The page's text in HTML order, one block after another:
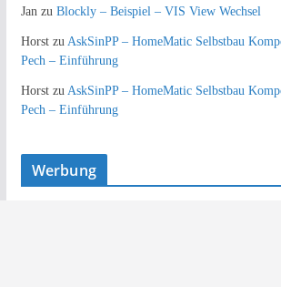
Janzu Blockly – Beispiel – VIS View Wechsel
Horstzu AskSinPP – HomeMatic Selbstbau
Pech – Einführung
Horstzu AskSinPP – HomeMatic Selbstbau
Pech – Einführung
Werbung